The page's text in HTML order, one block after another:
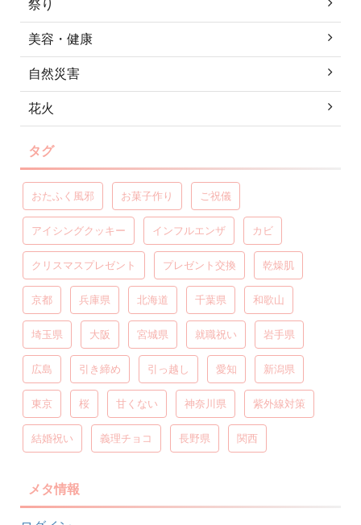
祭り
美容・健康
自然災害
花火
タグ
おたふく風邪 お菓子作り ご祝儀
アイシングクッキー インフルエンザ カビ
クリスマスプレゼント プレゼント交換 乾燥肌
京都 兵庫県 北海道 千葉県 和歌山
埼玉県 大阪 宮城県 就職祝い 岩手県
広島 引き締め 引っ越し 愛知 新潟県
東京 桜 甘くない 神奈川県 紫外線対策
結婚祝い 義理チョコ 長野県 関西
メタ情報